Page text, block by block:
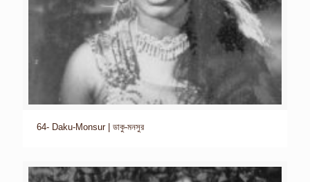
64- Daku-Monsur | ডাকু-মনসুর